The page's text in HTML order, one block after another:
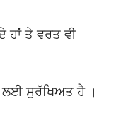
ਹਾਂ ਤੇ ਵਰਤ ਵੀ
ਲਈ ਸੁਰੱਖਿਅਤ ਹੈ ।